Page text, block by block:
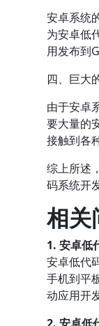
安卓系统
为安卓低
用发布到
四、巨大
由于安卓
要大量的
接触到各
综上所述
码系统开
相关
1. 安卓低
安卓低代
手机到平
动应用开